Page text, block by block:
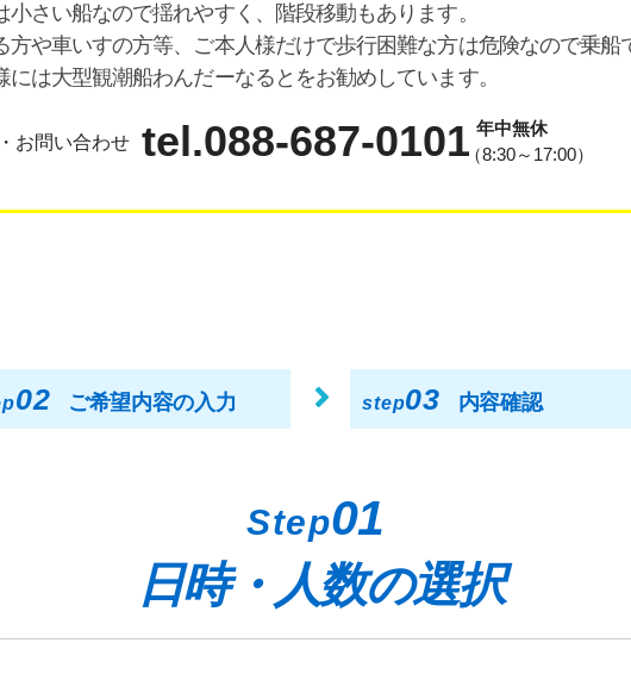
小さい船なので揺れやすく、階段移動もあります。
方や車いすの方等、ご本人様だけで歩行困難な方は危険なので乗船
には大型観潮船わんだーなるとをお勧めしています。
お問い合わせ tel.088-687-0101 年中無休
（8:30～17:00）
02 ご希望内容の入力 step03 内容確認
Step01
日時・人数の選択